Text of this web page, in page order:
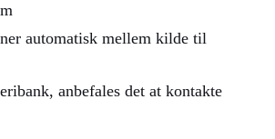
automatisk mellem kilde til
anbefales det at kontakte